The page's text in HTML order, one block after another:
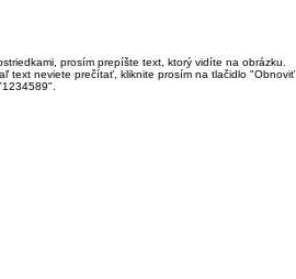
prosím prepíšte text, ktorý vidíte na obrázku.
text neviete prečítať, kliknite prosím na tlačidlo "Obnoviť